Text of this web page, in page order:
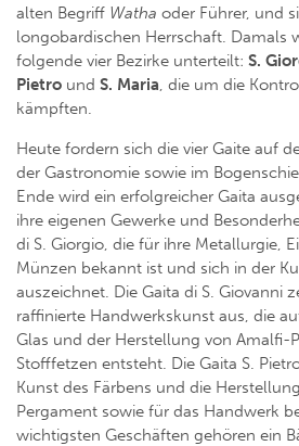
alten Begriff Watha oder Führer, und
longobardischen Herrschaft. Damals
folgende vier Bezirke unterteilt: S.
Pietro und S. Maria, die um die
kämpften.
Heute fordern sich die vier Gaite auf
der Gastronomie sowie im
Ende wird ein erfolgreicher Gaita
ihre eigenen Gewerke und
di S. Giorgio, die für ihre Metallurgie,
Münzen bekannt ist und sich in der
auszeichnet. Die Gaita di S. Giovanni
raffinierte Handwerkskunst aus, die
Glas und der Herstellung von Amalfi-
Stofffetzen entsteht. Die Gaita S.
Kunst des Färbens und die
Pergament sowie für das Handwerk
wichtigsten Geschäften gehören ein